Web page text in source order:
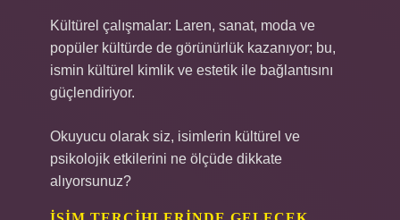
Kültürel çalışmalar: Laren, sanat, moda ve
popüler kültürde de görünürlük kazanıyor; bu,
ismin kültürel kimlik ve estetik ile bağlantısını
güçlendiriyor.
Okuyucu olarak siz, isimlerin kültürel ve
psikolojik etkilerini ne ölçüde dikkate
alıyorsunuz?